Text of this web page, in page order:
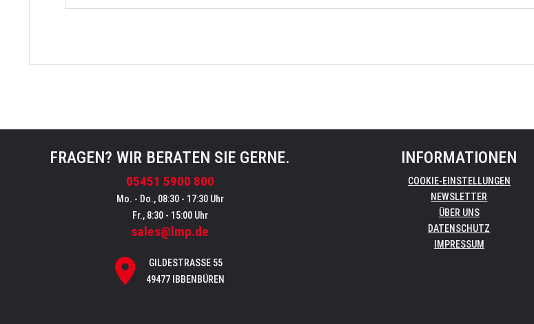
FRAGEN? WIR BERATEN SIE GERNE.
05451 5900 800
Mo. - Do., 08:30 - 17:30 Uhr
Fr., 8:30 - 15:00 Uhr
sales@lmp.de
GILDESTRASSE 55
49477 IBBENBÜREN
INFORMATIONEN
COOKIE-EINSTELLUNGEN
NEWSLETTER
ÜBER UNS
DATENSCHUTZ
IMPRESSUM